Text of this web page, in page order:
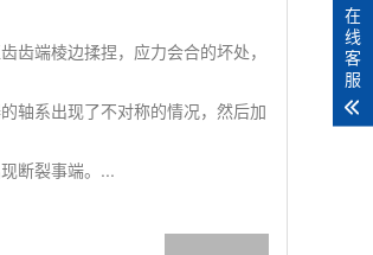
齿端棱边揉捏，应力会合的坏处，
轴系出现了不对称的情况，然后加
断裂事端。...
在
线
客
服